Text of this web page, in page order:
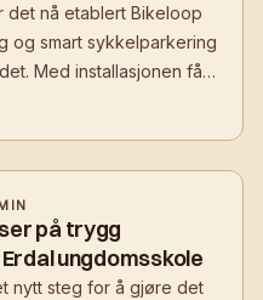
det nå etablert Bikeloop
og smart sykkelparkering
Med installasjonen får
parkere sykkelen i
på trygg
ungdomsskole
nytt steg for å gjøre det